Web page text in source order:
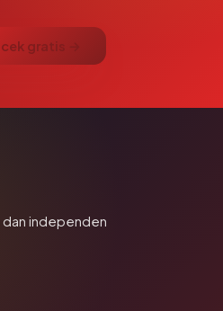
cek gratis →
independen